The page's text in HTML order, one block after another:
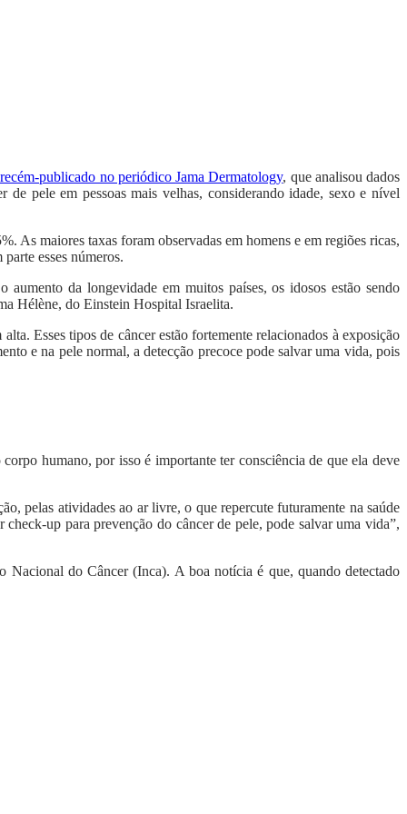
publicado no periódicoJama Dermatology, que analisou dados
pele em pessoas mais velhas, considerando idade, sexo e nível
As maiores taxas foram observadas em homens e em regiões ricas,
esses números.
da longevidade em muitos países, os idosos estão sendo
Hélène, do Einstein Hospital Israelita.
Esses tipos de câncer estão fortemente relacionados à exposição
e na pele normal, a detecção precoce pode salvar uma vida, pois
humano, por isso é importante ter consciência de que ela deve
pelas atividades ao ar livre, o que repercute futuramente na saúde
up para prevenção do câncer de pele, pode salvar uma vida”,
Nacional do Câncer (Inca). A boa notícia é que, quando detectado